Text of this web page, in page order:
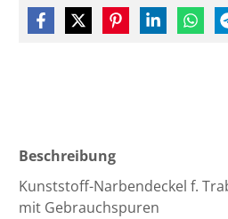
Beschreibung
Kunststoff-Narbendeckel f.
mit Gebrauchspuren